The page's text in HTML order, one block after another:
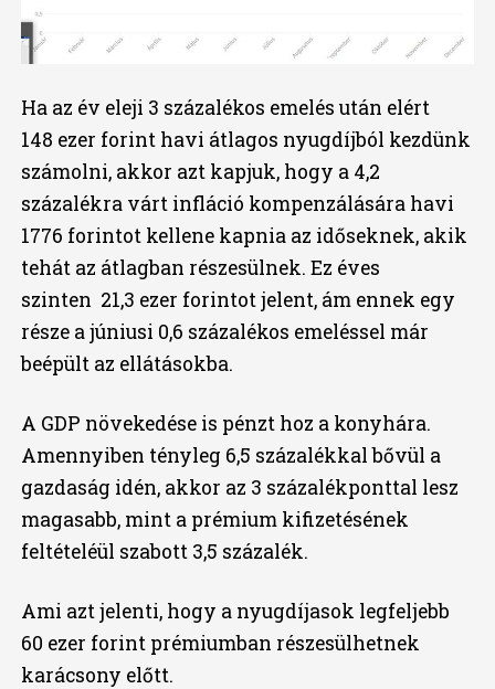
Ha az év eleji 3 százalékos emelés után elért
148 ezer forint havi átlagos nyugdíjból kezdünk
számolni, akkor azt kapjuk, hogy a 4,2
százalékra várt infláció kompenzálására havi
1776 forintot kellene kapnia az időseknek, akik
tehát az átlagban részesülnek. Ez éves
szinten 21,3 ezer forintot jelent, ám ennek egy
része a júniusi 0,6 százalékos emeléssel már
beépült az ellátásokba.
A GDP növekedése is pénzt hoz a konyhára.
Amennyiben tényleg 6,5 százalékkal bővül a
gazdaság idén, akkor az 3 százalékponttal lesz
magasabb, mint a prémium kifizetésének
feltételéül szabott 3,5 százalék.
Ami azt jelenti, hogy a nyugdíjasok legfeljebb
60 ezer forint prémiumban részesülhetnek
karácsony előtt.